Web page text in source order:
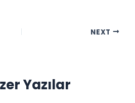
NEXT
Yazılar